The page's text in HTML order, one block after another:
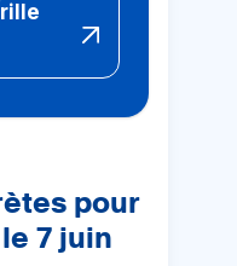
pour
7 juin